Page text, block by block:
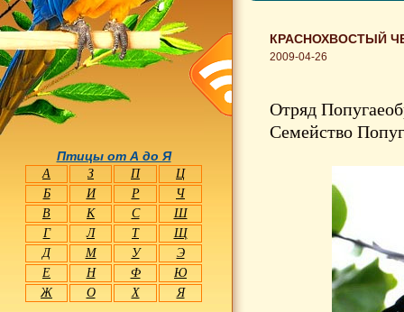
КРАСНОХВОСТЫЙ
2009-04-26
Отряд
Семейство
Птицы от А до Я
А З П
Ц
Б
И Р
Ч
В
К С
Ш
Г
Л Т
Щ
Д
М У
Э
Е
Н Ф
Ю
Ж
О Х Я